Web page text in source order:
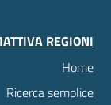
REGIONI
Home
Ricerca semplice